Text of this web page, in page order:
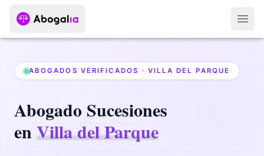
ABOGADOS VERIFICADOS · VILLA DEL PARQUE
Abogado Sucesiones
enVilla del Parque